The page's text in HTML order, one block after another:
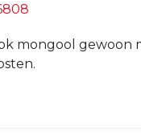
mongool gewoon